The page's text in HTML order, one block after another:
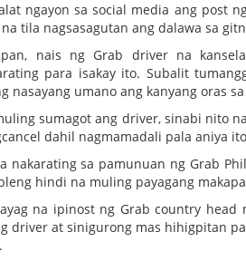
ngayon sa social media ang post
tila nagsasagutan ang dalawa sa
nais ng Grab driver na
para isakay ito. Subalit
nasayang umano ang kanyang oras
sumagot ang driver, sinabi nito
dahil nagmamadali pala aniya
nakarating sa pamunuan ng Grab
hindi na muling payagang
na ipinost ng Grab country
driver at sinigurong mas hihigpitan